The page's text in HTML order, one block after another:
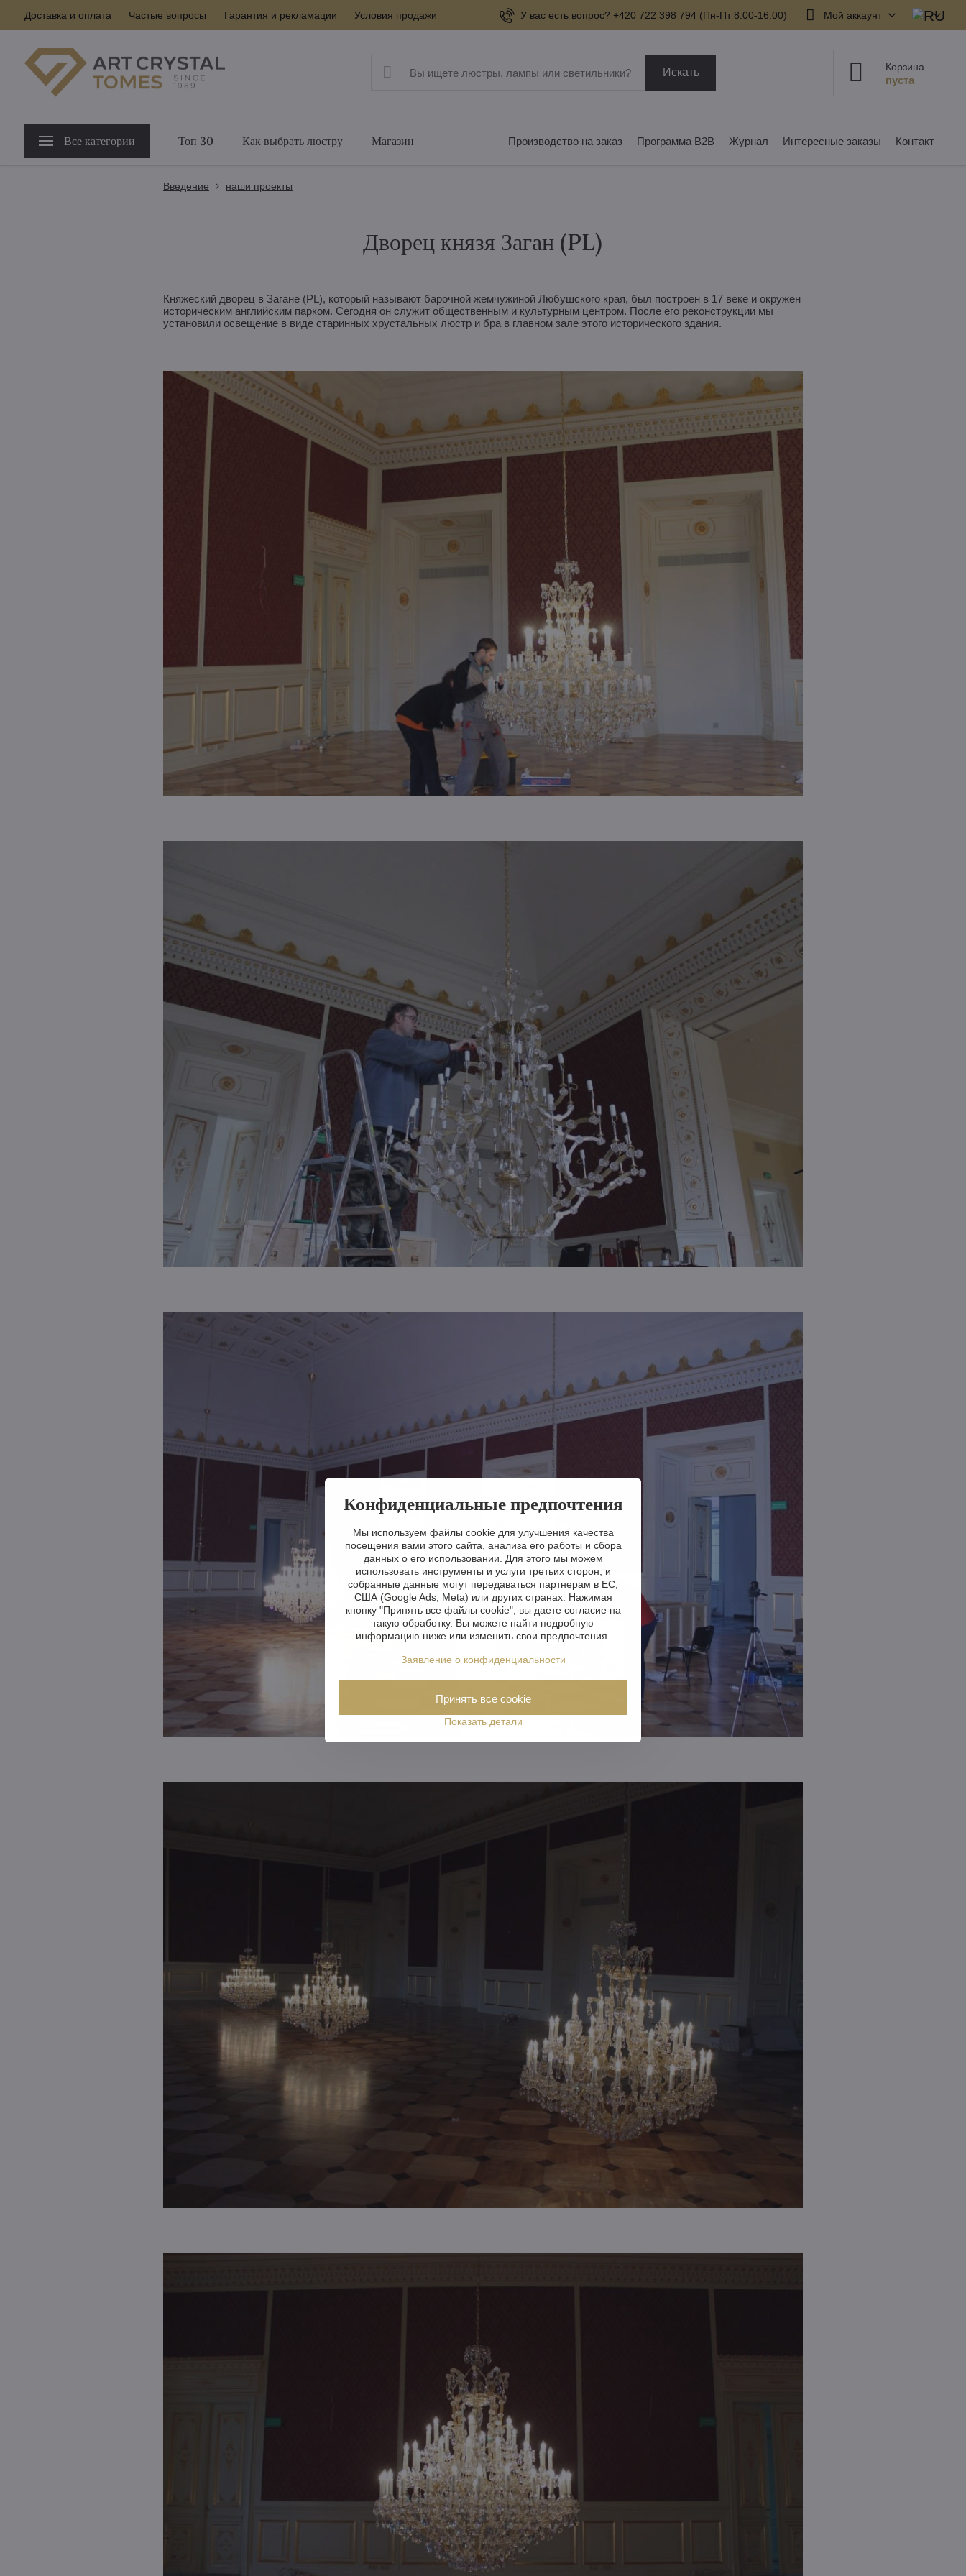
Доставка и оплата Частые вопросы Гарантия и рекламации Условия продажи У вас есть вопрос? +420 722 398 794​ (Пн-Пт 8:00-16:00) Мой аккаунт
Искать Корзина
Все категории Топ 30 Как выбрать люстру Магазин Производство на заказ Программа B2B Журнал Интересные заказы Контакт
Введение наши проекты
Дворец князя Заган (PL)
Княжеский дворец в Загане (PL), который называют барочной жемчужиной Любушского края, был построен в 17 веке и окружен
историческим английским парком. Сегодня он служит общественным и культурным центром. После его реконструкции мы
установили освещение в виде старинных хрустальных люстр и бра в главном зале этого исторического здания.
Конфиденциальные предпочтения
Мы используем файлы cookie для улучшения качества
посещения вами этого сайта, анализа его работы и сбора
данных о его использовании. Для этого мы можем
использовать инструменты и услуги третьих сторон, и
собранные данные могут передаваться партнерам в ЕС,
США (Google Ads, Meta) или других странах. Нажимая
кнопку "Принять все файлы cookie", вы даете согласие на
такую обработку. Вы можете найти подробную
информацию ниже или изменить свои предпочтения.
Заявление о конфиденциальности
Показать детали
Принять все cookie